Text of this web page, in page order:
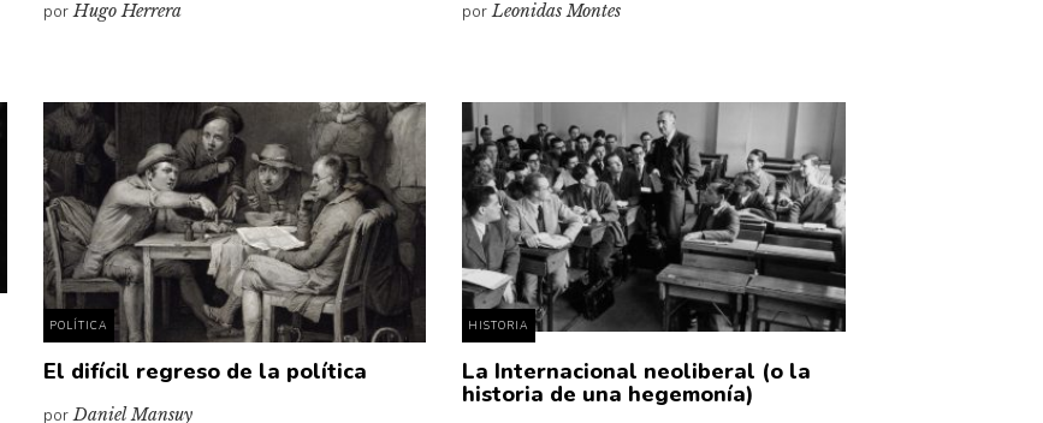
porHugo Herrera porLeonidas Montes
POLÍTICA
El difícil regreso de la política
porDaniel Mansuy
HISTORIA
La Internacional neoliberal (o la
historia de una hegemonía)